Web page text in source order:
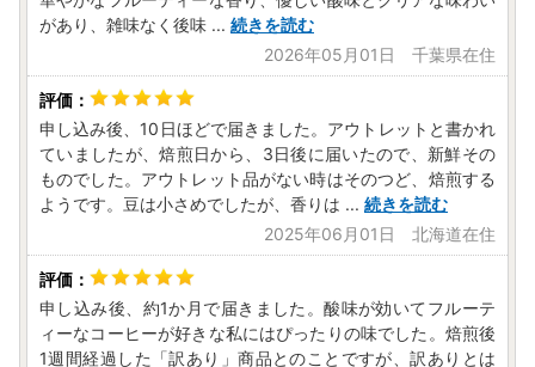
があり、雑味なく後味 ... 続きを読む
2026年05月01日 千葉県在住
申し込み後、10日ほどで届きました。アウトレットと書かれ
ていましたが、焙煎日から、3日後に届いたので、新鮮その
ものでした。アウトレット品がない時はそのつど、焙煎する
ようです。豆は小さめでしたが、香りは ... 続きを読む
2025年06月01日 北海道在住
申し込み後、約1か月で届きました。酸味が効いてフルーテ
ィーなコーヒーが好きな私にはぴったりの味でした。焙煎後
1週間経過した「訳あり」商品とのことですが、訳ありとは